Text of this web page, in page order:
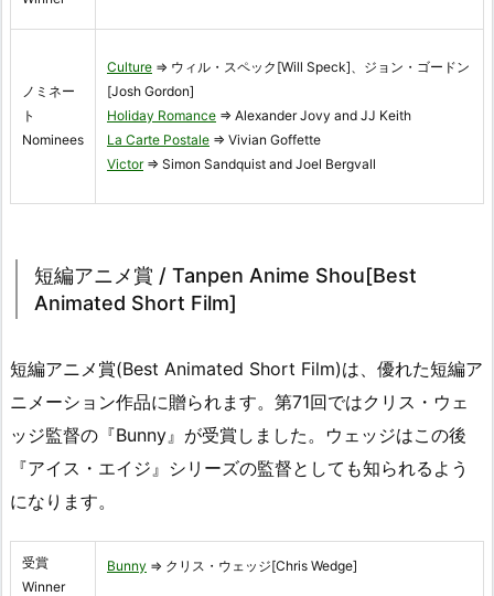
ノミネー
ト
Nominees
Culture ⇒ ウィル・スペック[Will Speck]、ジョン・ゴードン
[Josh Gordon]
Holiday Romance ⇒ Alexander Jovy and JJ Keith
La Carte Postale ⇒ Vivian Goffette
Victor⇒ Simon Sandquist and Joel Bergvall
短編アニメ賞 / Tanpen Anime Shou[Best
Animated Short Film]
短編アニメ賞(Best Animated Short Film)は、優れた短編ア
ニメーション作品に贈られます。第71回ではクリス・ウェ
ッジ監督の『Bunny』が受賞しました。ウェッジはこの後
『アイス・エイジ』シリーズの監督としても知られるよう
になります。
受賞
Winner
Bunny ⇒ クリス・ウェッジ[Chris Wedge]